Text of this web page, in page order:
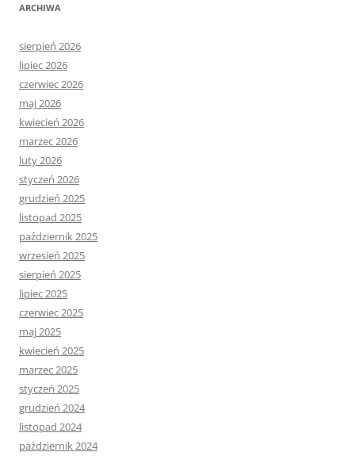
ARCHIWA
sierpień 2026
lipiec 2026
czerwiec 2026
maj 2026
kwiecień 2026
marzec 2026
luty 2026
styczeń 2026
grudzień 2025
listopad 2025
październik 2025
wrzesień 2025
sierpień 2025
lipiec 2025
czerwiec 2025
maj 2025
kwiecień 2025
marzec 2025
styczeń 2025
grudzień 2024
listopad 2024
październik 2024